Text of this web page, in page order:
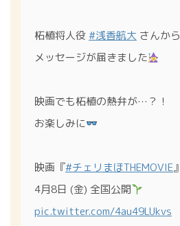
柘植将人役 #浅香航大 さんから
メッセージが届きました
映画でも柘植の熱弁が…？！
お楽しみに
映画『#チェリまほTHEMOVIE』
4月8日 (金) 全国公開
pic.twitter.com/4au49LUkvs